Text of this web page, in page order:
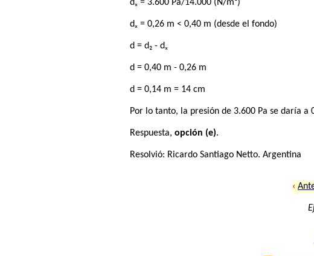
dₓ = 3.600 Pa/14.000 (N/m³)
dₓ = 0,26 m < 0,40 m (desde el fondo)
d = d₂ - dₓ
d = 0,40 m - 0,26 m
d = 0,14 m = 14 cm
Por lo tanto, la presión de 3.600 Pa se daría
Respuesta,opción (e).
Resolvió: Ricardo Santiago Netto. Argentina
‹